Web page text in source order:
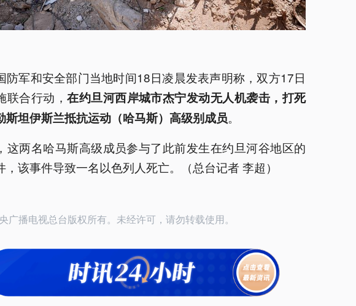
防军和安全部门当地时间18日凌晨发表声明称，双方17日
联合行动，在约旦河西岸城市杰宁发动无人机袭击，打死
斯坦伊斯兰抵抗运动（哈马斯）高级别成员。
这两名哈马斯高级成员参与了此前发生在约旦河谷地区的
，该事件导致一名以色列人死亡。（总台记者 李超）
广播电视总台版权所有。未经许可，请勿转载使用。